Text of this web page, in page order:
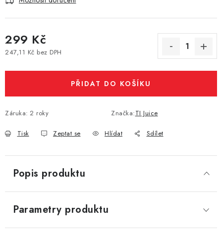
Vše o nákupu Jak reklamovat či vrátit zboží
Recenze
299 Kč
247,11 Kč bez DPH
PŘIDAT DO KOŠÍKU
Záruka: 2 roky Značka:TI Juice
Tisk Zeptat se Hlídat Sdílet
Popis produktu
Parametry produktu